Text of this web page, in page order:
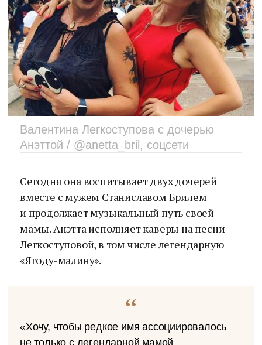
Валентина Легкоступова с дочерью
Анэттой / @anetta_bril, соцсети
Сегодня она воспитывает двух дочерей
вместе с мужем Станиславом Брилем
и продолжает музыкальный путь своей
мамы. Анэтта исполняет каверы на песни
Легкоступовой, в том числе легендарную
«Ягоду-малину».
«Хочу, чтобы редкое имя ассоциировалось
не только с легендарной мамой,